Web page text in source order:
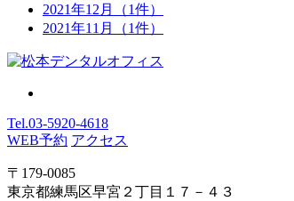
2021年12月
（1件）
2021年11月
（1件）
Tel.03-5920-4618
WEB予約 アクセス
〒179-0085
東京都練馬区早宮２丁目１７－４３